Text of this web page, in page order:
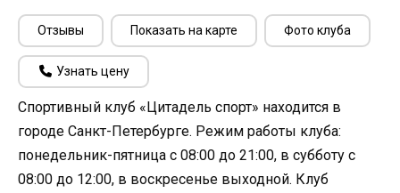
Отзывы Показать на карте Фото клуба
Узнать цену
Спортивный клуб «Цитадель спорт» находится в
городе Санкт-Петербурге. Режим работы клуба:
понедельник-пятница с 08:00 до 21:00, в субботу с
08:00 до 12:00, в воскресенье выходной. Клуб